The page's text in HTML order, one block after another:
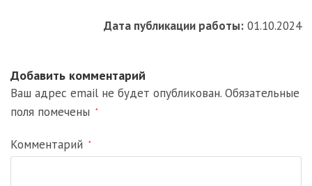
Дата публикации работы: 01.10.2024
Добавить комментарий
Ваш адрес email не будет опубликован. Обязательные
поля помечены
*
Комментарий *